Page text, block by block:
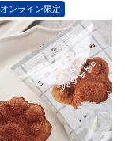
オンライン限定